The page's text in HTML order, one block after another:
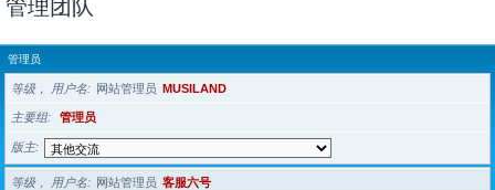
管理团队
管理员
等级， 用户名 网站管理员 MUSILAND
主要组 管理员
版主
等级， 用户名 网站管理员 客服六号